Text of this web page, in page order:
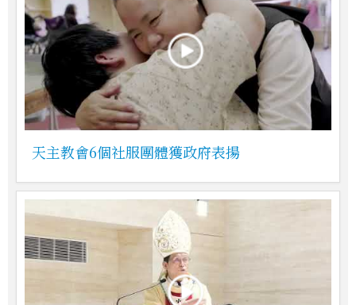
天主教會6個社服團體獲政府表揚